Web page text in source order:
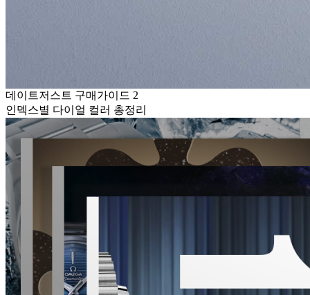
데이트저스트 구매가이드 2
인덱스별 다이얼 컬러 총정리